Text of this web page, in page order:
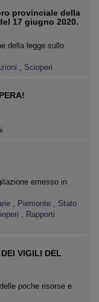
provinciale della
17 giugno 2020.
della legge sullo
, Scioperi
emesso in
, Piemonte , Stato
, Rapporti
VIGILI DEL
poche risorse e